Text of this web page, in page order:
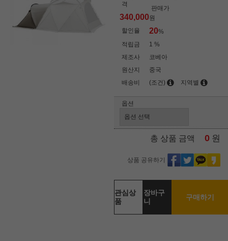
격
판매가
340,000원
할인율
20%
적립금
1 %
제조사
코베아
원산지
중국
배송비
(조건) 지역별
옵션
총 상품 금액 0 원
상품 공유하기
관심상
품
장바구
니
구매하기